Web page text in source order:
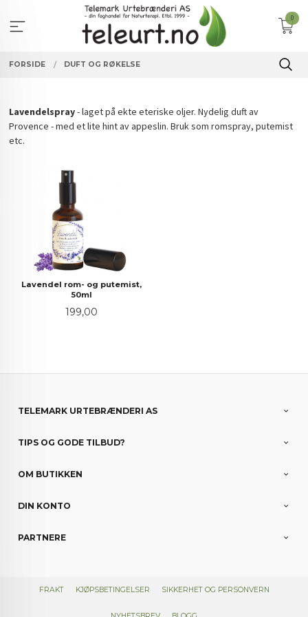
innholdet
0
FORSIDE DUFT OG RØKELSE
Lavendelspray- laget på ekte eteriske oljer. Nydelig duft av
Provence - med et lite hint av appeslin. Bruk som romspray, putemist
etc.
Lavendel rom- og putemist,
50ml
Pris
199,00
TELEMARK URTEBRÆNDERI AS
TIPS OG GODE TILBUD?
OM BUTIKKEN
DIN KONTO
PARTNERE
FRAKT KJØPSBETINGELSER SIKKERHET OG PERSONVERN